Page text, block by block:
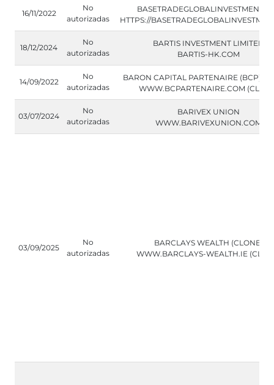
16/11/2022
No
autorizadas
HTTPS://
18/12/2024
No
autorizadas
BARTIS INVESTMENT LIMITED
BARTIS-HK.COM
14/09/2022
No
autorizadas
BARON CAPITAL PARTENAIRE (BCP)
WWW.BCPARTENAIRE.COM
03/07/2024
No
autorizadas
BARIVEX UNION
WWW.BARIVEXUNION.COM
03/09/2025
No
autorizadas
BARCLAYS WEALTH (CLONE)
WWW.BARCLAYS-WEALTH.IE